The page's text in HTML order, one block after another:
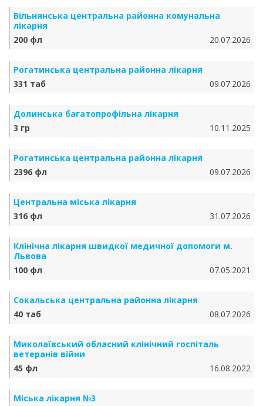
Вільнянська центральна районна комунальна
лікарня
200 фл
20.07.2026
Рогатинська центральна районна лікарня
331 таб
09.07.2026
Долинська багатопрофільна лікарня
3 гр
10.11.2025
Рогатинська центральна районна лікарня
2396 фл
09.07.2026
Центральна міська лікарня
316 фл
31.07.2026
Клінічна лікарня швидкої медичної допомоги м.
Львова
100 фл
07.05.2021
Сокальська центральна районна лікарня
40 таб
08.07.2026
Миколаївський обласний клінічний госпіталь
ветеранів війни
45 фл
16.08.2022
Міська лікарня №3